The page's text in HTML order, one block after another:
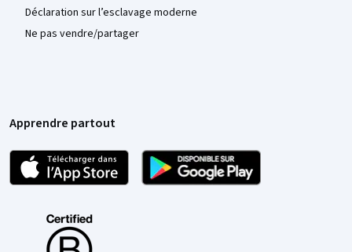
Déclaration sur l’esclavage moderne
Ne pas vendre/partager
Apprendre partout